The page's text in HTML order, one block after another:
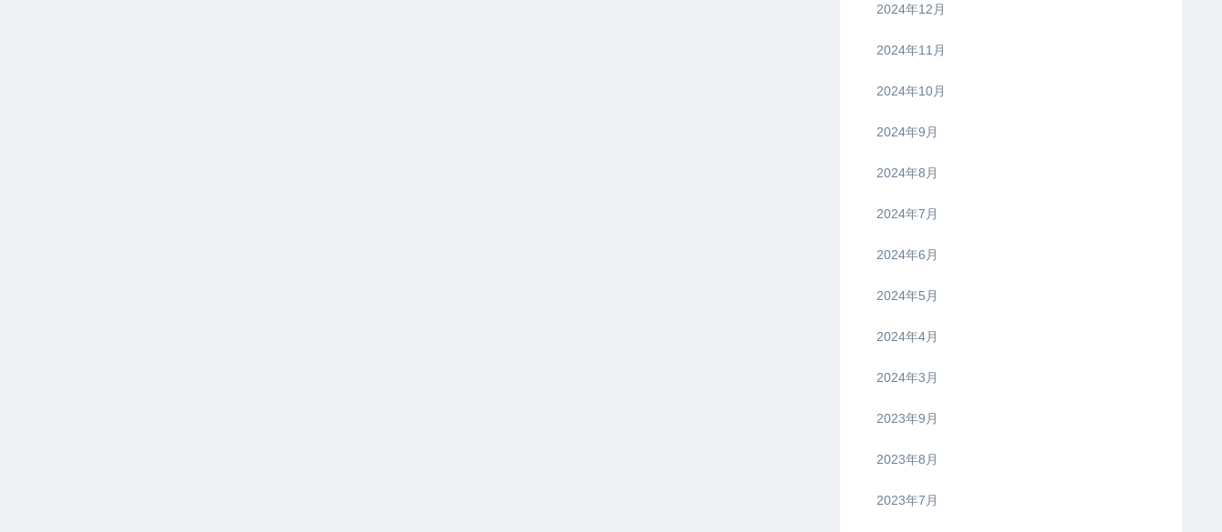
2024年12月
2024年11月
2024年10月
2024年9月
2024年8月
2024年7月
2024年6月
2024年5月
2024年4月
2024年3月
2023年9月
2023年8月
2023年7月